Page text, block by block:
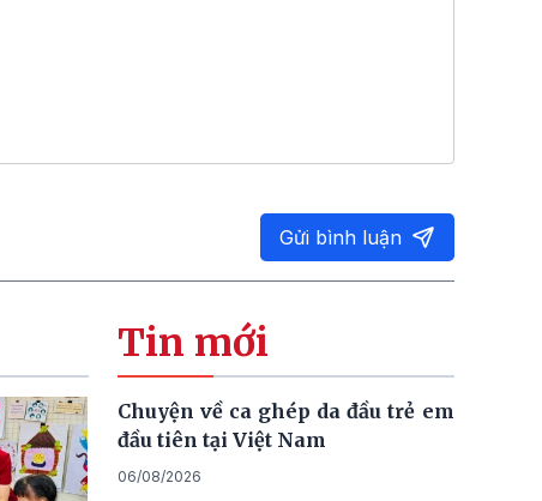
Gửi bình luận
Tin mới
Chuyện về ca ghép da đầu trẻ em
đầu tiên tại Việt Nam
06/08/2026